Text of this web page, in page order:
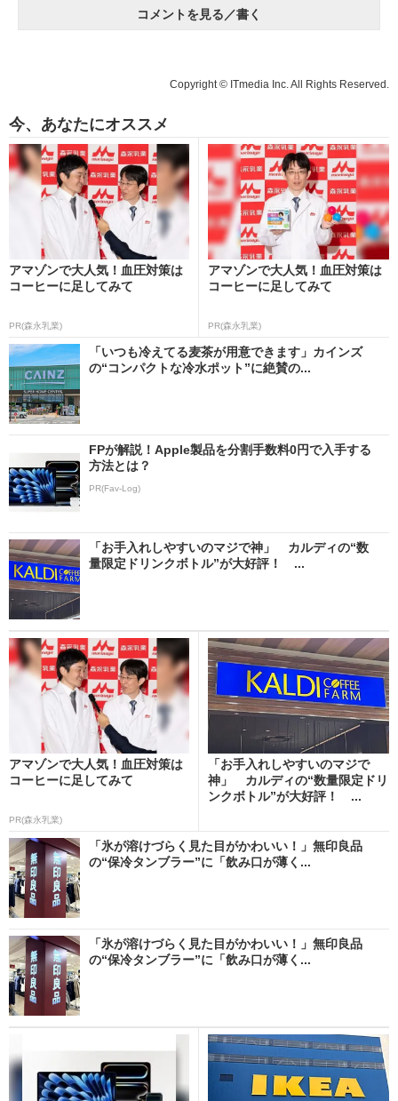
コメントを見る／書く
Copyright © ITmedia Inc. All Rights Reserved.
今、あなたにオススメ
アマゾンで大人気！血圧対策は
コーヒーに足してみて
PR(森永乳業)
アマゾンで大人気！血圧対策は
コーヒーに足してみて
PR(森永乳業)
「いつも冷えてる麦茶が用意できます」カインズ
の“コンパクトな冷水ポット”に絶賛の...
FPが解説！Apple製品を分割手数料0円で入手する
方法とは？
PR(Fav-Log)
「お手入れしやすいのマジで神」 カルディの“数
量限定ドリンクボトル”が大好評！ ...
アマゾンで大人気！血圧対策は
コーヒーに足してみて
PR(森永乳業)
「お手入れしやすいのマジで
神」 カルディの“数量限定ドリ
ンクボトル”が大好評！ ...
「氷が溶けづらく見た目がかわいい！」無印良品
の“保冷タンブラー”に「飲み口が薄く...
「氷が溶けづらく見た目がかわいい！」無印良品
の“保冷タンブラー”に「飲み口が薄く...